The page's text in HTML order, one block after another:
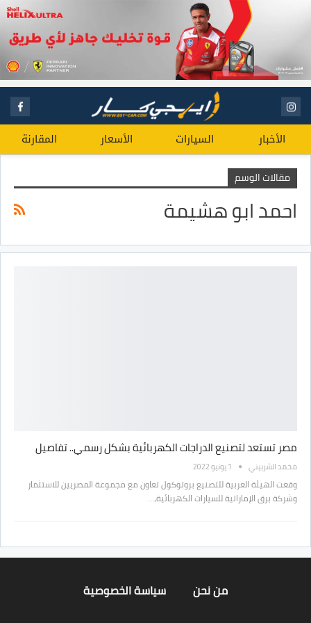
الأخبار السيارات الأسعار المقارنة
مقالات الوسم
احمد ابو هشيمة
مصر تستعد لتصنيع الدراجات الكهربائية بشكل رسمي.. تفاصيل
محمد الشربيني 1 يونيو 2022
وقعت الهيئة العربية للتصنيع بروتوكول تعاون مع مجموعة المصريين للاستثمار
وشركة برق الإماراتية للسيارات الكهربائية،…
من نحن سياسة الخصوصية